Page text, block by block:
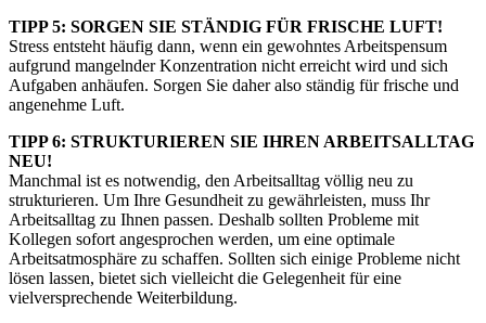
TIPP 5: SORGEN SIE STÄNDIG FÜR FRISCHE LUFT!
Stress entsteht häufig dann, wenn ein gewohntes Arbeitspensum
aufgrund mangelnder Konzentration nicht erreicht wird und sich
Aufgaben anhäufen. Sorgen Sie daher also ständig für frische und
angenehme Luft.
TIPP 6: STRUKTURIEREN SIE IHREN ARBEITSALLTAG
NEU!
Manchmal ist es notwendig, den Arbeitsalltag völlig neu zu
strukturieren. Um Ihre Gesundheit zu gewährleisten, muss Ihr
Arbeitsalltag zu Ihnen passen. Deshalb sollten Probleme mit
Kollegen sofort angesprochen werden, um eine optimale
Arbeitsatmosphäre zu schaffen. Sollten sich einige Probleme nicht
lösen lassen, bietet sich vielleicht die Gelegenheit für eine
vielversprechende Weiterbildung.